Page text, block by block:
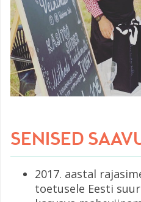
SENISED
2017. aastal
toetusele Eesti